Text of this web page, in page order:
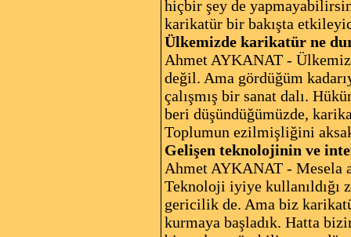
hiçbir şey de
karikatür bir bakışta
Ülkemizde karikatür ne
Ahmet AYKANAT -
değil. Ama gördüğüm
çalışmış bir sanat dalı.
beri düşündüğümüzde,
Toplumun ezilmişliğini
Gelişen teknolojinin ve
Ahmet AYKANAT - Mesela
Teknoloji iyiye kullanıldığı
gericilik de. Ama biz
kurmaya başladık. Hatta